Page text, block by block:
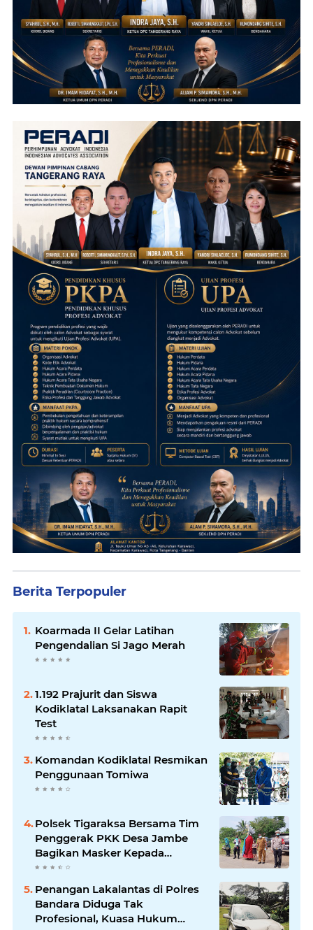
Berita Terpopuler
Koarmada II Gelar Latihan
Pengendalian Si Jago Merah
1.192 Prajurit dan Siswa
Kodiklatal Laksanakan Rapit
Test
Komandan Kodiklatal Resmikan
Penggunaan Tomiwa
Polsek Tigaraksa Bersama Tim
Penggerak PKK Desa Jambe
Bagikan Masker Kepada
Pengguna Jalan
Penangan Lakalantas di Polres
Bandara Diduga Tak
Profesional, Kuasa Hukum